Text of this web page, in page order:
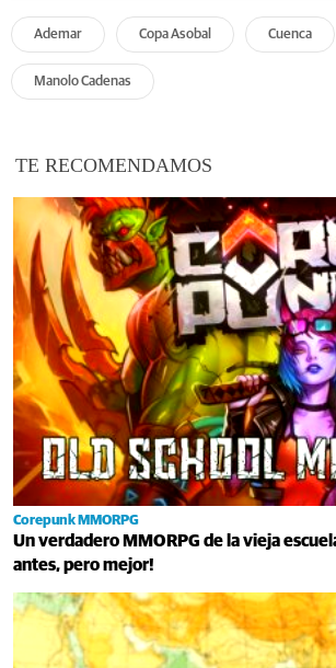
Ademar Copa Asobal Cuenca
Manolo Cadenas
TE RECOMENDAMOS
Corepunk MMORPG
Un verdadero MMORPG de la vieja
antes, pero mejor!